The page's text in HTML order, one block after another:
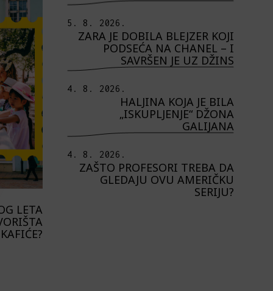
LETA
5. 8. 2026.
ZARA JE DOBILA BLEJZER KOJI
PODSEĆA NA CHANEL – I
SAVRŠEN JE UZ DŽINS
4. 8. 2026.
HALJINA KOJA JE BILA
„ISKUPLJENJE“ DŽONA
GALIJANA
4. 8. 2026.
ZAŠTO PROFESORI TREBA DA
GLEDAJU OVU AMERIČKU
SERIJU?